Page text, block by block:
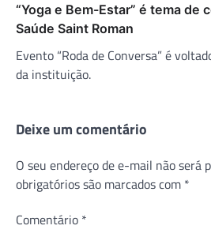
“Yoga e Bem-Estar” é tema de
Saúde Saint Roman
Evento “Roda de Conversa” é
da instituição.
Deixe um comentário
O seu endereço de e-mail não será
obrigatórios são marcados com *
Comentário *